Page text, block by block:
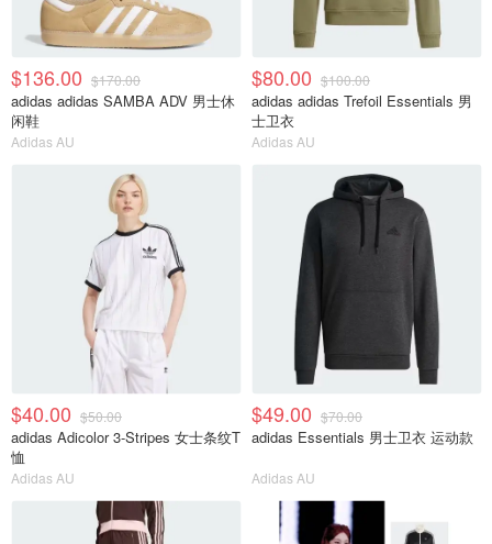
$136.00 $170.00
adidas adidas SAMBA ADV 男士休
闲鞋
Adidas AU
$80.00 $100.00
adidas adidas Trefoil Essentials 男
士卫衣
Adidas AU
$40.00 $50.00
adidas Adicolor 3-Stripes 女士条纹T
恤
Adidas AU
$49.00 $70.00
adidas Essentials 男士卫衣 运动款
Adidas AU